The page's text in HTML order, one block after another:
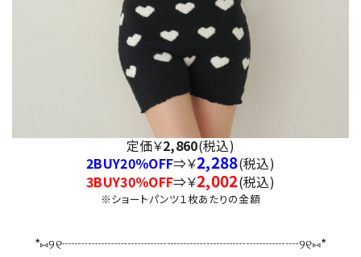
定価￥2,860(税込)
2BUY20％OFF⇒￥2,288(税込)
3BUY30％OFF⇒￥2,002(税込)
※ショートパンツ１枚あたりの金額
*⑅︎୨୧┈︎┈︎┈︎┈︎┈︎┈︎┈┈︎┈┈︎┈┈︎┈┈︎┈︎┈︎┈︎┈︎୨୧⑅︎*